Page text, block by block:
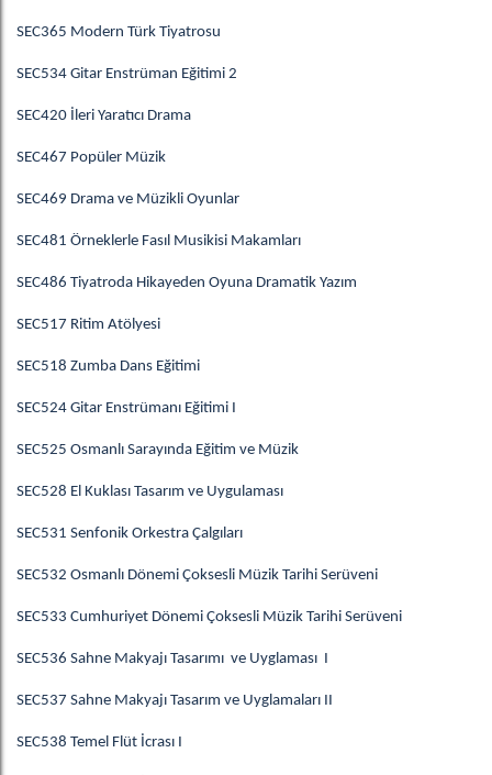
SEC365 Modern Türk Tiyatrosu
SEC534 Gitar Enstrüman Eğitimi 2
SEC420 İleri Yaratıcı Drama
SEC467 Popüler Müzik
SEC469 Drama ve Müzikli Oyunlar
SEC481 Örneklerle Fasıl Musikisi Makamları
SEC486 Tiyatroda Hikayeden Oyuna Dramatik Yazım
SEC517 Ritim Atölyesi
SEC518 Zumba Dans Eğitimi
SEC524 Gitar Enstrümanı Eğitimi I
SEC525 Osmanlı Sarayında Eğitim ve Müzik
SEC528 El Kuklası Tasarım ve Uygulaması
SEC531 Senfonik Orkestra Çalgıları
SEC532 Osmanlı Dönemi Çoksesli Müzik Tarihi Serüveni
SEC533 Cumhuriyet Dönemi Çoksesli Müzik Tarihi Serüveni
SEC536 Sahne Makyajı Tasarımı ve Uyglaması I
SEC537 Sahne Makyajı Tasarım ve Uyglamaları II
SEC538 Temel Flüt İcrası I